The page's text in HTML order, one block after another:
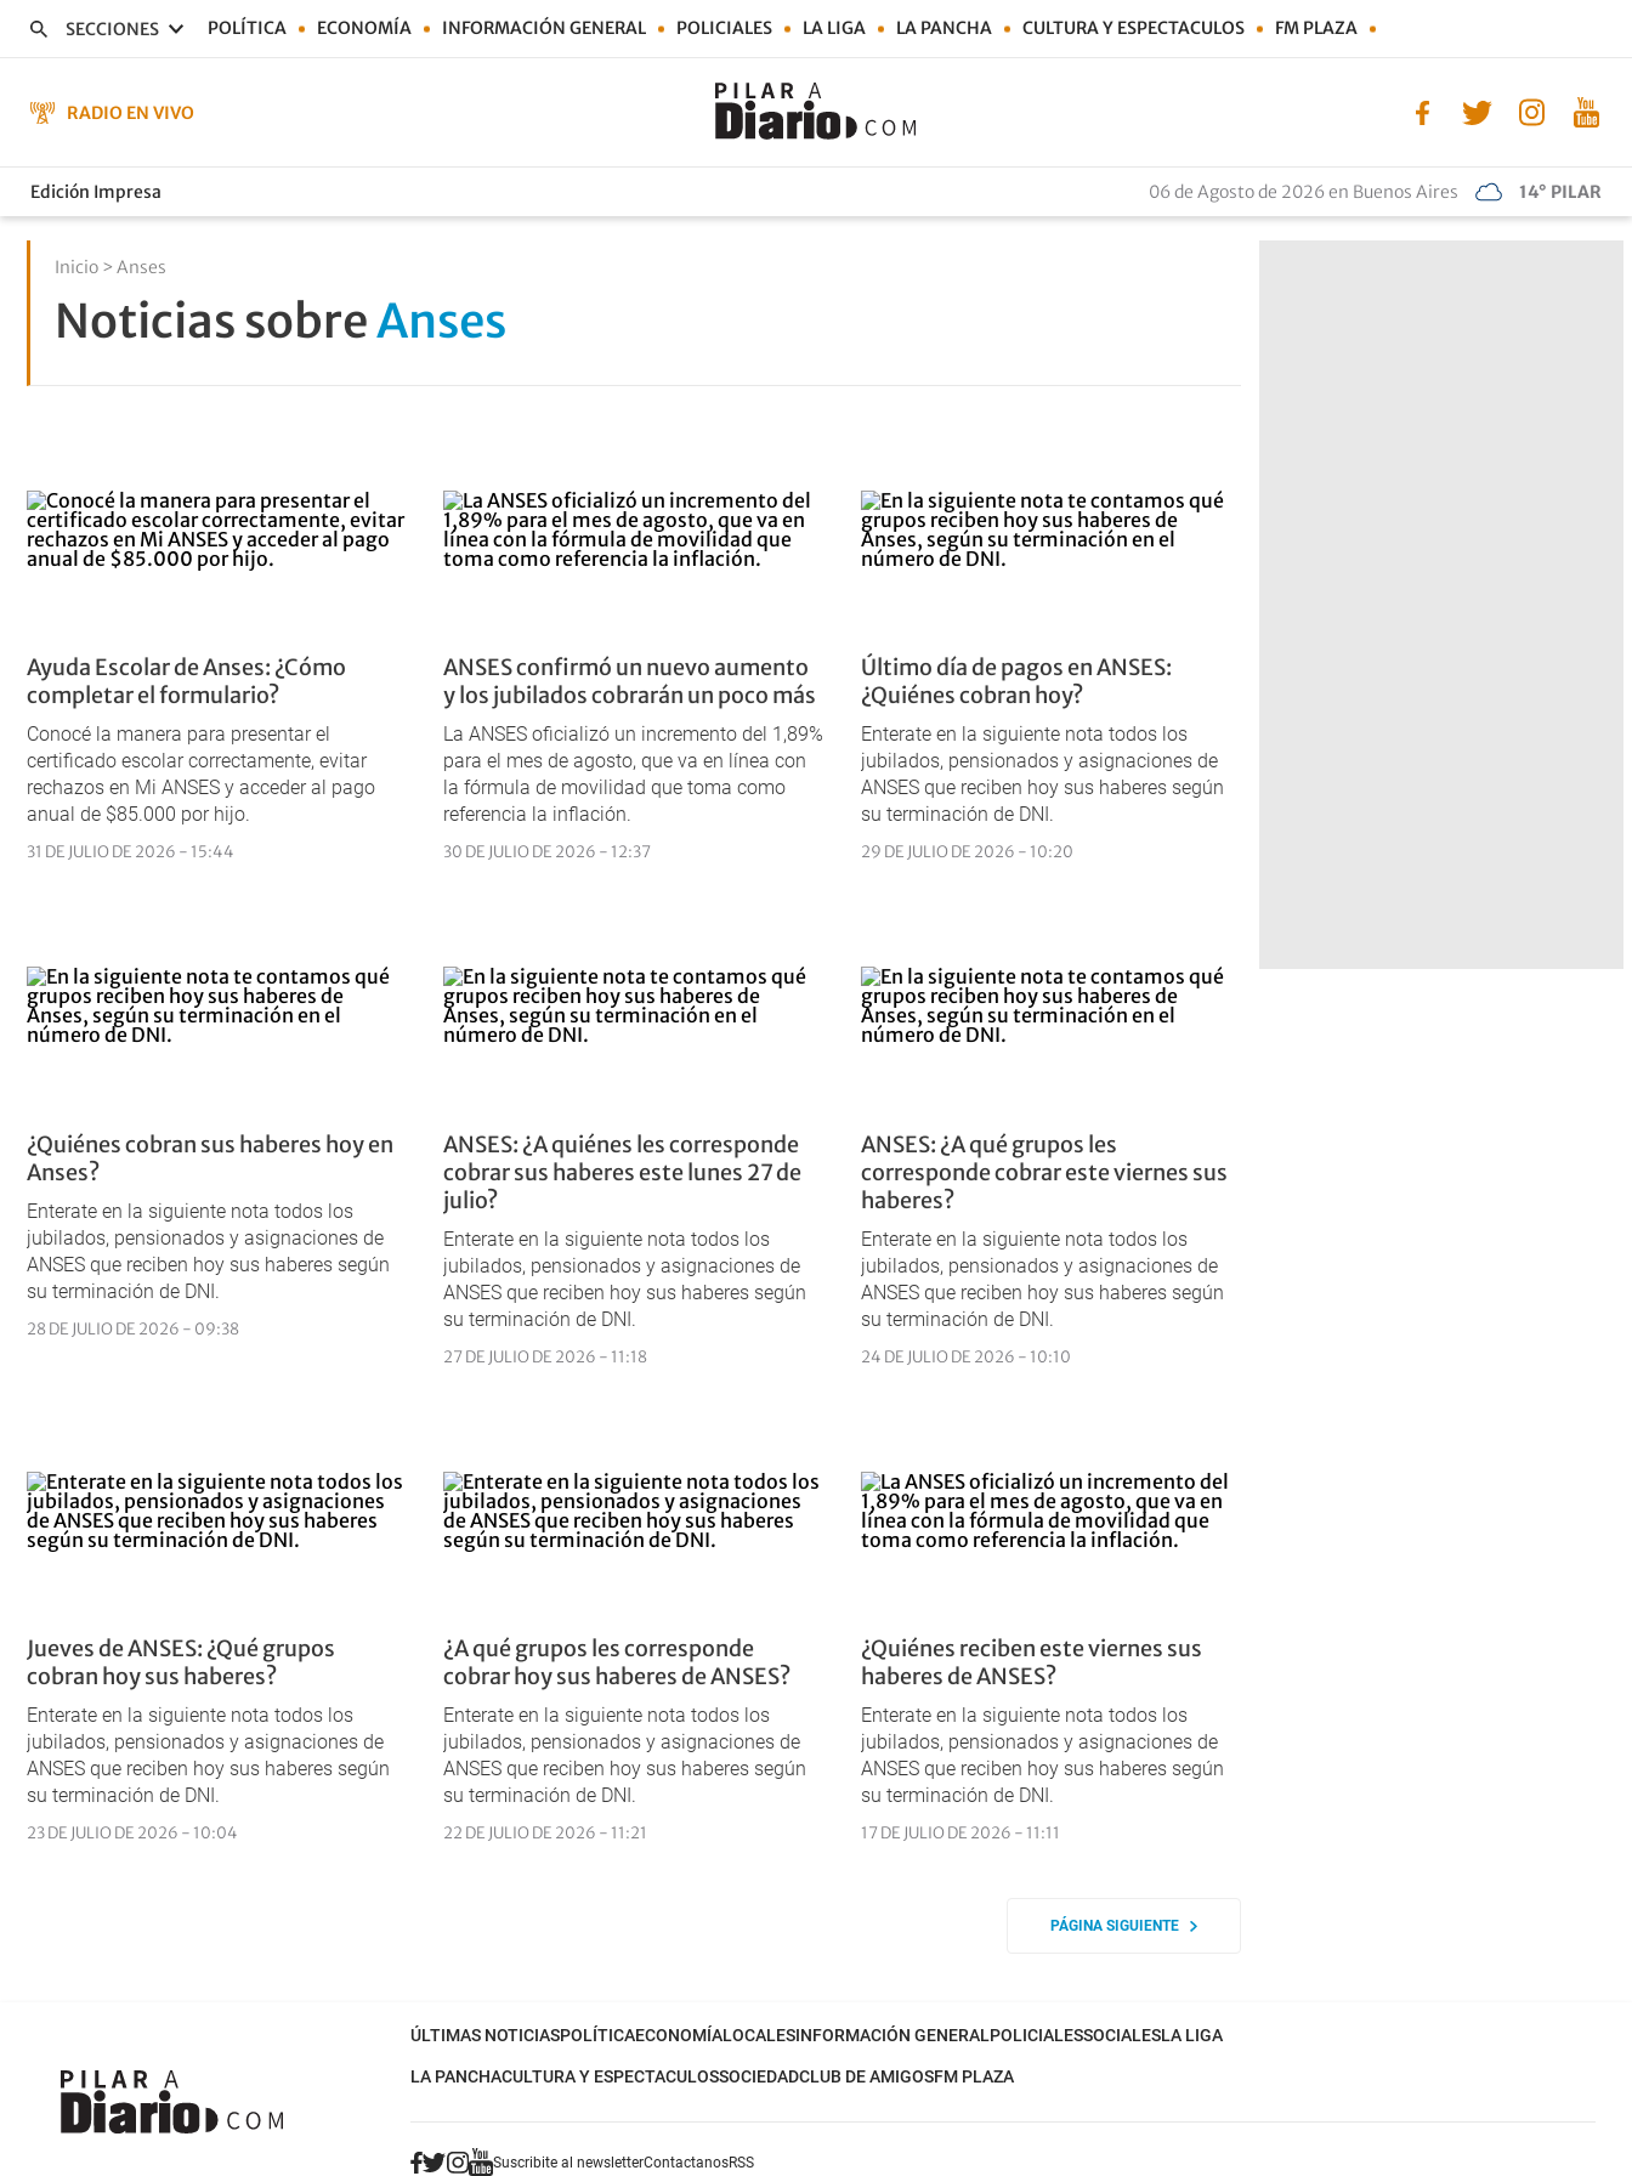
SECCIONES POLÍTICA ECONOMÍA INFORMACIÓN GENERAL POLICIALES LA LIGA LA PANCHA CULTURA Y ESPECTACULOS FM PLAZA
RADIO EN VIVO
Edición Impresa 06 de Agosto de 2026 en Buenos Aires 14° PILAR
Inicio > Anses
Noticias sobreAnses
Ayuda Escolar de Anses: ¿Cómo
completar el formulario?
Conocé la manera para presentar el
certificado escolar correctamente, evitar
rechazos en Mi ANSES y acceder al pago
anual de $85.000 por hijo.
31 DE JULIO DE 2026 - 15:44
ANSES confirmó un nuevo aumento
y los jubilados cobrarán un poco más
La ANSES oficializó un incremento del 1,89%
para el mes de agosto, que va en línea con
la fórmula de movilidad que toma como
referencia la inflación.
30 DE JULIO DE 2026 - 12:37
Último día de pagos en ANSES:
¿Quiénes cobran hoy?
Enterate en la siguiente nota todos los
jubilados, pensionados y asignaciones de
ANSES que reciben hoy sus haberes según
su terminación de DNI.
29 DE JULIO DE 2026 - 10:20
¿Quiénes cobran sus haberes hoy en
Anses?
Enterate en la siguiente nota todos los
jubilados, pensionados y asignaciones de
ANSES que reciben hoy sus haberes según
su terminación de DNI.
28 DE JULIO DE 2026 - 09:38
ANSES: ¿A quiénes les corresponde
cobrar sus haberes este lunes 27 de
julio?
Enterate en la siguiente nota todos los
jubilados, pensionados y asignaciones de
ANSES que reciben hoy sus haberes según
su terminación de DNI.
27 DE JULIO DE 2026 - 11:18
ANSES: ¿A qué grupos les
corresponde cobrar este viernes sus
haberes?
Enterate en la siguiente nota todos los
jubilados, pensionados y asignaciones de
ANSES que reciben hoy sus haberes según
su terminación de DNI.
24 DE JULIO DE 2026 - 10:10
Jueves de ANSES: ¿Qué grupos
cobran hoy sus haberes?
Enterate en la siguiente nota todos los
jubilados, pensionados y asignaciones de
ANSES que reciben hoy sus haberes según
su terminación de DNI.
23 DE JULIO DE 2026 - 10:04
¿A qué grupos les corresponde
cobrar hoy sus haberes de ANSES?
Enterate en la siguiente nota todos los
jubilados, pensionados y asignaciones de
ANSES que reciben hoy sus haberes según
su terminación de DNI.
22 DE JULIO DE 2026 - 11:21
¿Quiénes reciben este viernes sus
haberes de ANSES?
Enterate en la siguiente nota todos los
jubilados, pensionados y asignaciones de
ANSES que reciben hoy sus haberes según
su terminación de DNI.
17 DE JULIO DE 2026 - 11:11
PÁGINA SIGUIENTE
ÚLTIMAS NOTICIASPOLÍTICAECONOMÍALOCALESINFORMACIÓN GENERALPOLICIALESSOCIALESLA LIGA
LA PANCHACULTURA Y ESPECTACULOSSOCIEDADCLUB DE AMIGOSFM PLAZA
Suscribite al newsletterContactanosRSS